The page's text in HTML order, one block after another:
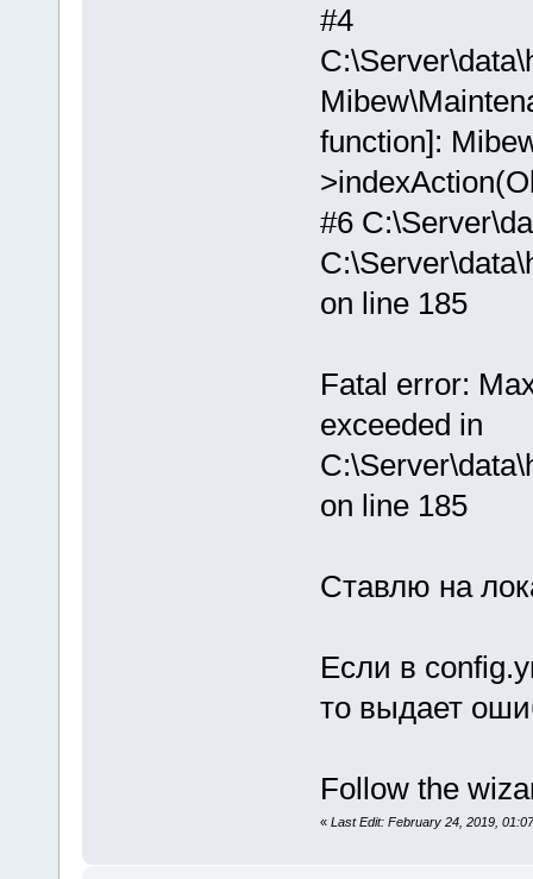
#4
function]:
#6
on line 185
Fatal error:
exceeded in
on line 185
Ставлю на
Если в
то выдает
Follow the
« Last Edit: February 24, 2019,